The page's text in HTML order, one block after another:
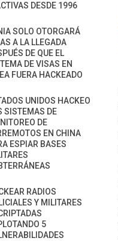
DESDE 1996
SOLO OTORGARÁ
A LA LLEGADA
DE QUE EL
DE VISAS EN
FUERA HACKEADO
UNIDOS HACKEO
SISTEMAS DE
DE
EN CHINA
ESPIAR BASES
RADIOS
Y MILITARES
5